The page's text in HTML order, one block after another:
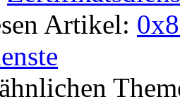
Artikel: